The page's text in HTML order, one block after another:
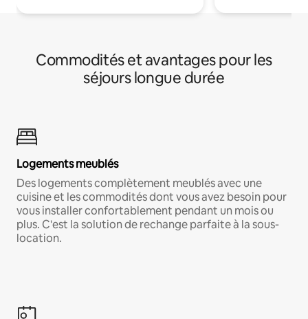
Commodités et avantages pour les
séjours longue durée
Logements meublés
Des logements complètement meublés avec une
cuisine et les commodités dont vous avez besoin pour
vous installer confortablement pendant un mois ou
plus. C'est la solution de rechange parfaite à la sous-
location.